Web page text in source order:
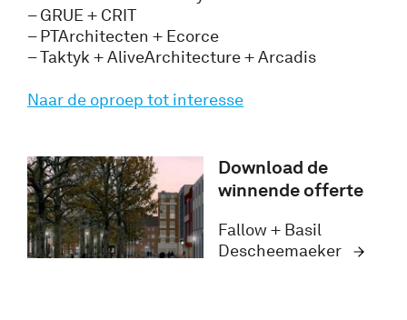
– GRUE + CRIT
– PTArchitecten + Ecorce
– Taktyk + AliveArchitecture + Arcadis
Naar de oproep tot interesse
Download de
winnende offerte
Fallow + Basil
Descheemaeker